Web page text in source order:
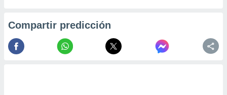
Compartir predicción